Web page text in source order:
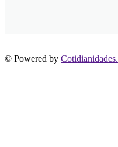
© Powered by Cotidianidades.